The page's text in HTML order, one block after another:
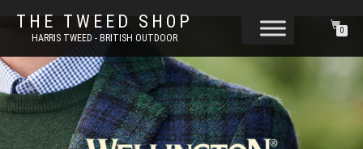
THE TWEED SHOP
HARRIS TWEED - BRITISH OUTDOOR
0